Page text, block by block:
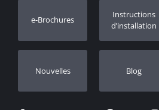
Concessionnaires
e-Brochures
Instructions
d’installation
Nouvelles Blog